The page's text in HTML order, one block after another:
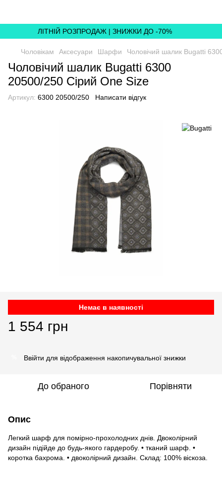
ЛІТНІЙ РОЗПРОДАЖ | ЗНИЖКИ ДО -70%
Чоловікам Аксесуари Шарфи Чоловічий шалик Bugatti
Чоловічий шалик Bugatti 6300
20500/250 Сірий One Size
Артикул: 6300 20500/250 Написати відгук
Немає в наявності
1 554 грн
Ввійти для відображення накопичувальної знижки
До обраного Порівняти
Опис
Легкий шарф для помірно-прохолодних днів. Двоколірний
дизайн підійде до будь-якого гардеробу. • тканий шарф. •
коротка бахрома. • двоколірний дизайн. Склад: 100% віскоза.